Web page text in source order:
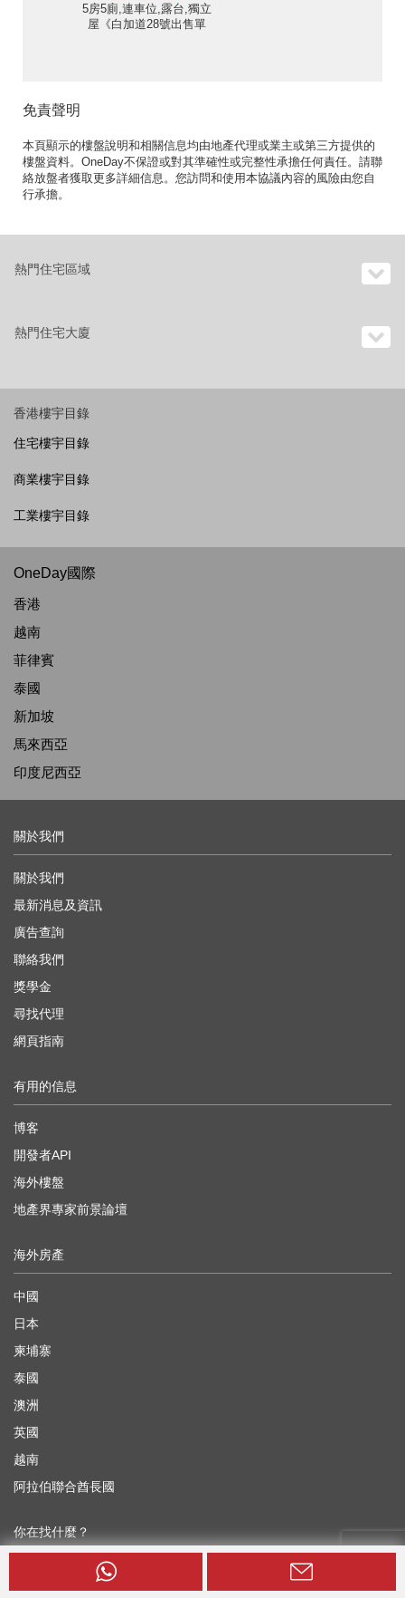
5房5廁,連車位,露台,獨立
屋《白加道28號出售單
免責聲明
本頁顯示的樓盤說明和相關信息均由地產代理或業主或第三方提供的
樓盤資料。OneDay不保證或對其準確性或完整性承擔任何責任。請聯
絡放盤者獲取更多詳細信息。您訪問和使用本協議內容的風險由您自
行承擔。
熱門住宅區域
熱門住宅大廈
香港樓宇目錄
住宅樓宇目錄
商業樓宇目錄
工業樓宇目錄
OneDay國際
香港
越南
菲律賓
泰國
新加坡
馬來西亞
印度尼西亞
關於我們
關於我們
最新消息及資訊
廣告查詢
聯絡我們
獎學金
尋找代理
網頁指南
有用的信息
博客
開發者API
海外樓盤
地產界專家前景論壇
海外房產
中國
日本
柬埔寨
泰國
澳洲
英國
越南
阿拉伯聯合酋長國
你在找什麼？